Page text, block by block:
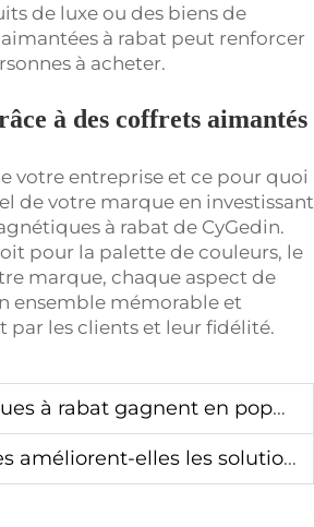
de luxe ou des biens de
à rabat peut renforcer
à acheter.
à des coffrets aimantés
votre entreprise et ce pour quoi
de votre marque en investissant
à rabat de CyGedin.
pour la palette de couleurs, le
marque, chaque aspect de
ensemble mémorable et
par les clients et leur fidélité.
rabat gagnent en popularité
solutions d’emballage haut de gamme